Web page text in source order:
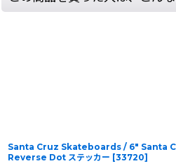
Santa Cruz Skateboards / 6" Santa
Reverse Dot ステッカー [33720]